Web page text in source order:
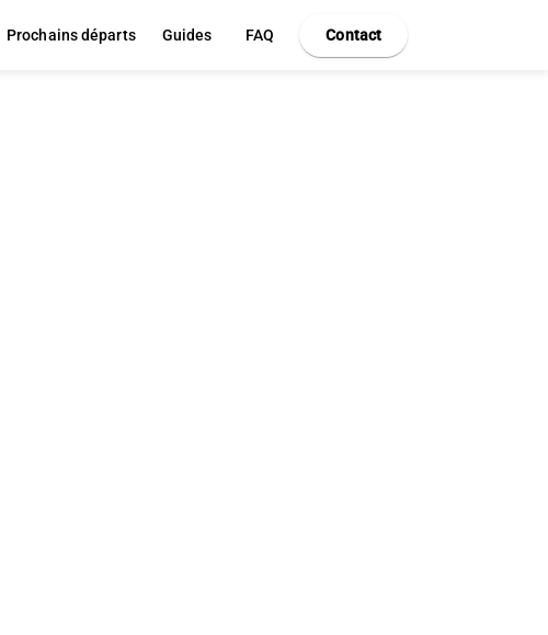
Prochains départs Guides FAQ Contact